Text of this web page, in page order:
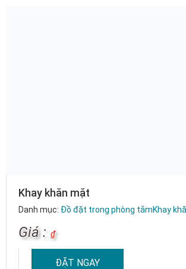
Khay khăn mặt
Danh mục: Đồ đặt trong phòng tắmKhay
Giá : ₫
ĐẶT NGAY